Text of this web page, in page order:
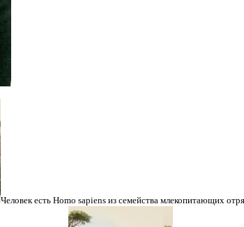
Человек есть Homo sapiens из семейства млекопитающих